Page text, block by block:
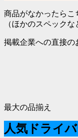
商品がなかったらこ
（ほかのスペック
掲載企業への直接の
最大の品揃え
人気ドライ